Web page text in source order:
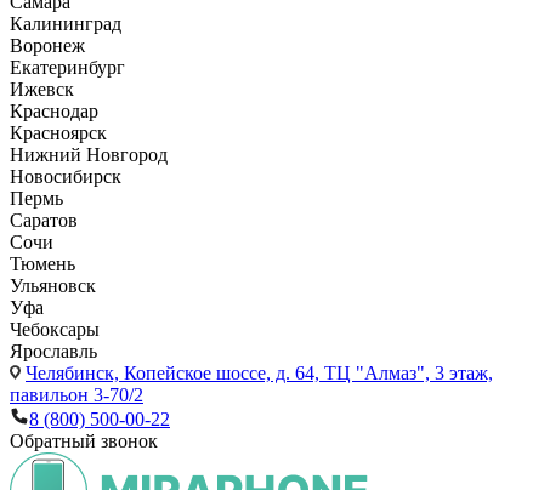
Калининград
Воронеж
Екатеринбург
Ижевск
Краснодар
Красноярск
Нижний Новгород
Новосибирск
Пермь
Саратов
Сочи
Тюмень
Ульяновск
Уфа
Чебоксары
Ярославль
Челябинск, Копейское шоссе, д. 64, ТЦ "Алмаз", 3 этаж,
павильон 3-70/2
8 (800) 500-00-22
Обратный звонок